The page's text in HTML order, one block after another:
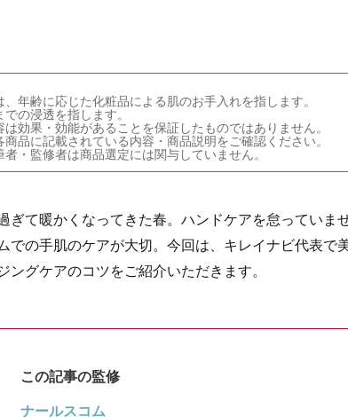
、年齢に応じた化粧品による肌のお手入れを指します。
での浸透を指します。
効果・効能があることを保証したものではありません。
品に記載されている内容・商品説明をご確認ください。
・監修者は商品選定には関与していません。
ぎて暖かくなってきた春。ハンドケアを怠っていま
での手肌のケアが大切。今回は、キレイナビ代表で
ングケアのコツをご紹介いただきます。
この記事の監修
ナールスコム